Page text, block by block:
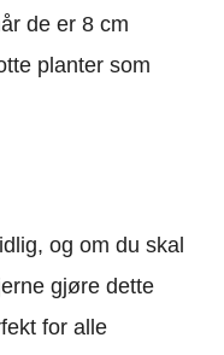
de er 8 cm
planter som
og om du skal
gjøre dette
for alle